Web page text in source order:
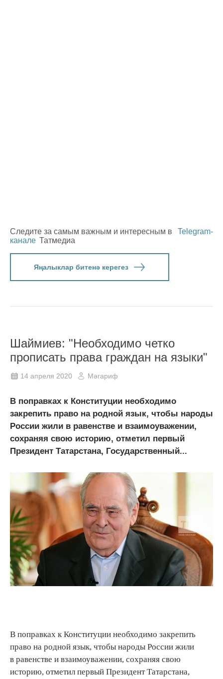
Следите за самым важным и интересным в
Telegram-
канале Татмедиа
Яңалыклар битенә керегез
Шаймиев: "Необходимо четко
прописать права граждан на языки"
14 апреля 2020 Мәгариф
В поправках к Конституции необходимо
закрепить право на родной язык, чтобы народы
России жили в равенстве и взаимоуважении,
сохраняя свою историю, отметил первый
Президент Татарстана, Государственный...
В поправках к Конституции необходимо закрепить
право на родной язык, чтобы народы России жили
в равенстве и взаимоуважении, сохраняя свою
историю, отметил первый Президент Татарстана,